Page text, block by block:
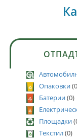
Опаковки
Батерии(0)
Площадки
Текстил(0)